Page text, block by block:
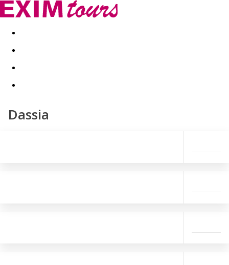
Akční nabídky Last minute
Dassia